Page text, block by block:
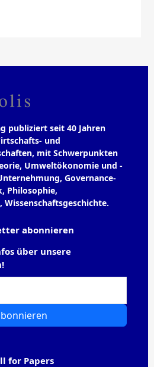
publiziert seit 40 Jahren
und
mit Schwerpunkten
Umweltökonomie und -
Governance-
Philosophie,
Wissenschaftsgeschichte.
abonnieren
über unsere
for Papers